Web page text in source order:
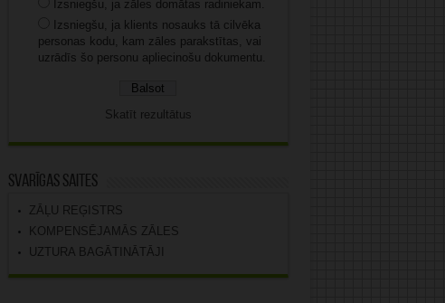
Izsniegšu, ja zāles domātas radiniekam.
Izsniegšu, ja klients nosauks tā cilvēka
personas kodu, kam zāles parakstītas, vai
uzrādīs šo personu apliecinošu dokumentu.
Skatīt rezultātus
Svarīgas saites
ZĀĻU REĢISTRS
KOMPENSĒJAMĀS ZĀLES
UZTURA BAGĀTINĀTĀJI